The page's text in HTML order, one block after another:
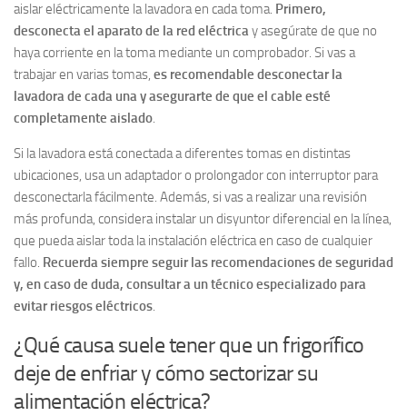
aislar eléctricamente la lavadora en cada toma. Primero,
desconecta el aparato de la red eléctricay asegúrate de que no
haya corriente en la toma mediante un comprobador. Si vas a
trabajar en varias tomas, es recomendable desconectar la
lavadora de cada una y asegurarte de que el cable esté
completamente aislado.
Si la lavadora está conectada a diferentes tomas en distintas
ubicaciones, usa un adaptador o prolongador con interruptor para
desconectarla fácilmente. Además, si vas a realizar una revisión
más profunda, considera instalar un disyuntor diferencial en la línea,
que pueda aislar toda la instalación eléctrica en caso de cualquier
fallo. Recuerda siempre seguir las recomendaciones de seguridad
y, en caso de duda, consultar a un técnico especializado para
evitar riesgos eléctricos.
¿Qué causa suele tener que un frigorífico
deje de enfriar y cómo sectorizar su
alimentación eléctrica?